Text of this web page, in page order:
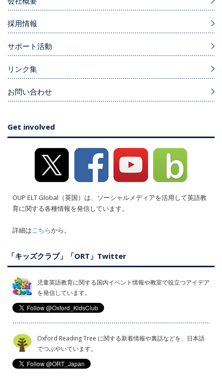
採用情報
サポート活動
リンク集
お問い合わせ
Get involved
OUP ELT Global（英国）は、ソーシャルメディアを活用して英語教
育に関する各種情報を発信しています。
詳細はこちらから。
「キッズクラブ」「ORT」Twitter
児童英語教育に関する国内イベント情報や教室で役立つアイデア
を発信しています。
Oxford Reading Tree に関する新着情報や裏話などを、日本語
でつぶやいています。